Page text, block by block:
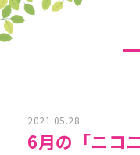
2021.05.28
6月の「ニコ